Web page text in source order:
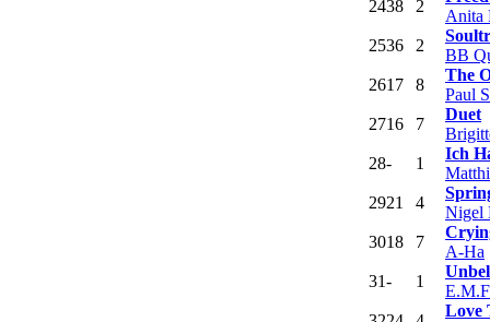
2438 2
Anita
2536 2
BB
2617 8
The
Paul
2716 7
Duet
28- 1
Ich
2921 4
Nigel
3018 7
A-Ha
31- 1
E.M.F
Love